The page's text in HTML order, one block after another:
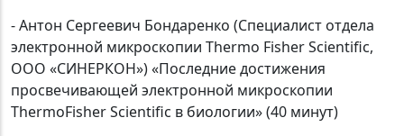
- Антон Сергеевич Бондаренко (Специалист отдела
электронной микроскопии Thermo Fisher Scientific,
ООО «СИНЕРКОН») «Последние достижения
просвечивающей электронной микроскопии
ThermoFisher Scientific в биологии» (40 минут)